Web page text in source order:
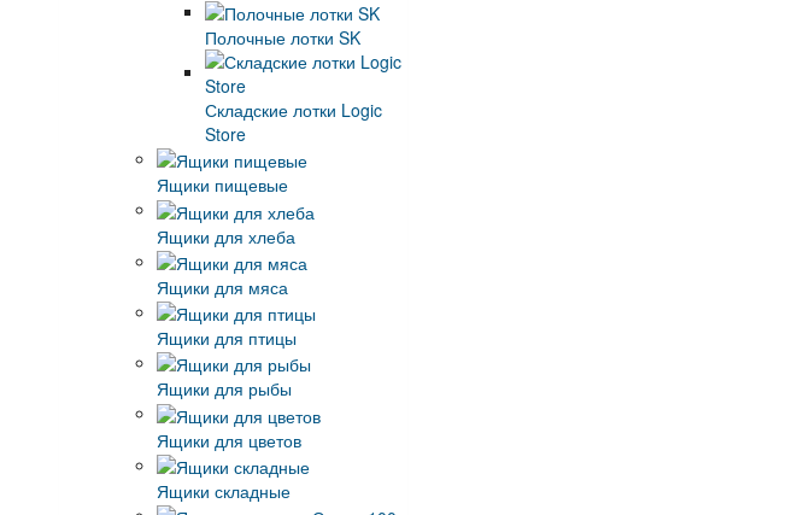
Полочные лотки SK
Складские лотки Logic
Store
Ящики пищевые
Ящики для хлеба
Ящики для мяса
Ящики для птицы
Ящики для рыбы
Ящики для цветов
Ящики складные